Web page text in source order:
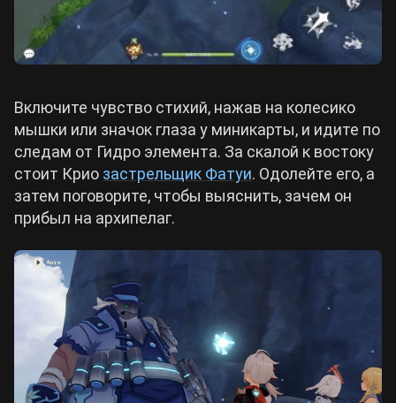
Включите чувство стихий, нажав на колесико
мышки или значок глаза у миникарты, и идите по
следам от Гидро элемента. За скалой к востоку
стоит Крио застрельщик Фатуи. Одолейте его, а
затем поговорите, чтобы выяснить, зачем он
прибыл на архипелаг.